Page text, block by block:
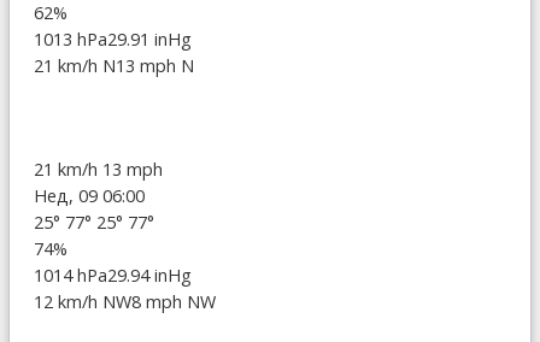
62%
1013 hPa29.91 inHg
21 km/h N13 mph N
21 km/h 13 mph
Нед, 09 06:00
25° 77° 25° 77°
74%
1014 hPa29.94 inHg
12 km/h NW8 mph NW